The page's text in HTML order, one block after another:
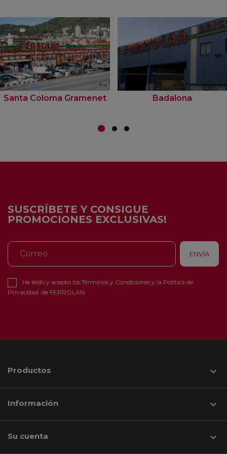
Santa Coloma Gramenet Badalona
SUSCRÍBETE Y CONSIGUE
PROMOCIONES EXCLUSIVAS!
He leído y acepto los Términos y Condiciones y la Política de
Privacidad de FERROLAN
Productos 
Información 
Su cuenta 